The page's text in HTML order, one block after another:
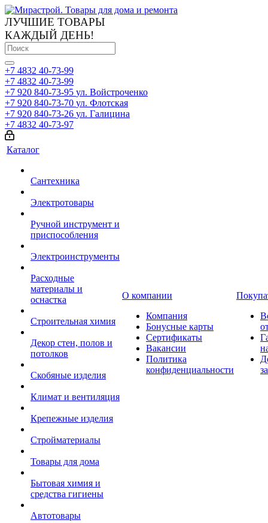
ЛУЧШИЕ ТОВАРЫ
КАЖДЫЙ ДЕНЬ!
+7 4832 40-73-99
+7 4832 40-73-99
+7 920 840-73-95 ул. Войстроченко
+7 920 840-73-70 ул. Флотская
+7 920 840-73-26 ул. Галицина
+7 4832 40-73-97
Каталог
Сантехника
Электротовары
Ручной инструмент и
приспособления
Электроинструменты
Расходные
материалы и
оснастка
Строительная химия
Декор стен, полов и
потолков
Скобяные изделия
Климат и вентиляция
Крепежные изделия
Стройматериалы
Товары для дома
Бытовая химия и
средства гигиены
Автотовары
О компании
Компания
Бонусные карты
Сертификаты
Вакансии
Политика
конфиденциальности